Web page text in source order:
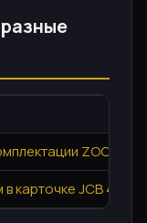
карточке JCB 4CX